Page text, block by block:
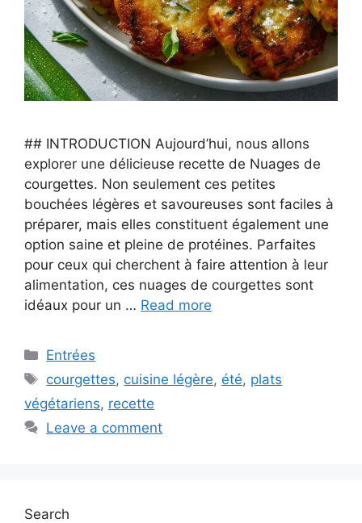
## INTRODUCTION Aujourd’hui, nous allons
explorer une délicieuse recette de Nuages de
courgettes. Non seulement ces petites
bouchées légères et savoureuses sont faciles à
préparer, mais elles constituent également une
option saine et pleine de protéines. Parfaites
pour ceux qui cherchent à faire attention à leur
alimentation, ces nuages de courgettes sont
idéaux pour un … Read more
Categories
Entrées
Tags
courgettes, cuisine légère, été, plats
végétariens, recette
Leave a comment
Search